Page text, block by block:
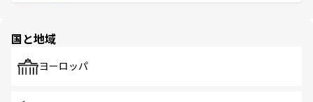
で、ホーカーズは地元の風情を楽しめる外せないスポット
国と地域
ヨーロッパ